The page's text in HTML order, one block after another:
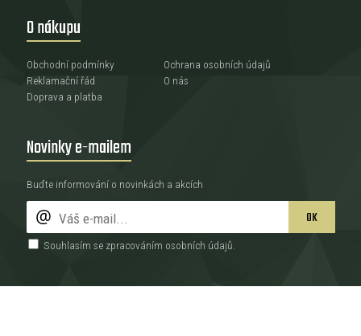
O nákupu
Obchodní podmínky
Reklamační řád
Doprava a platba
Ochrana osobních údajů
O nás
Novinky e-mailem
Buďte informování o novinkách a akcích
OK
Souhlasím se zpracováním osobních údajů.